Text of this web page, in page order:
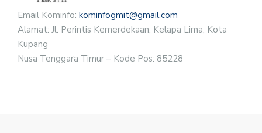
Email Kominfo: kominfogmit@gmail.com
Alamat: Jl. Perintis Kemerdekaan, Kelapa Lima, Kota
Kupang
Nusa Tenggara Timur – Kode Pos: 85228